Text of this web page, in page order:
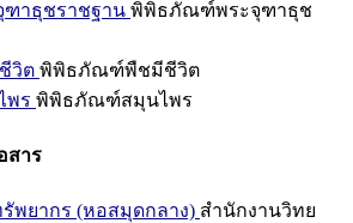
าธุชราชฐาน พิพิธภัณฑ์พระจุฑาธุช
วิต พิพิธภัณฑ์พืชมีชีวิต
พร พิพิธภัณฑ์สมุนไพร
สาร
พยากร (หอสมุดกลาง) สำนักงานวิทย